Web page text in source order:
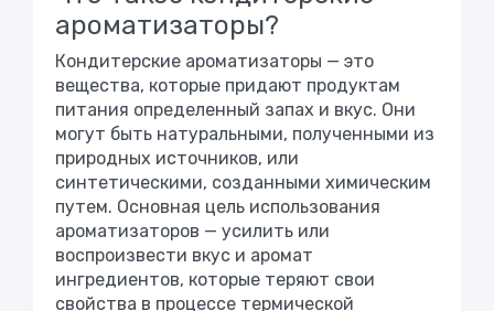
ароматизаторы?
Кондитерские ароматизаторы — это
вещества, которые придают продуктам
питания определенный запах и вкус. Они
могут быть натуральными, полученными из
природных источников, или
синтетическими, созданными химическим
путем. Основная цель использования
ароматизаторов — усилить или
воспроизвести вкус и аромат
ингредиентов, которые теряют свои
свойства в процессе термической